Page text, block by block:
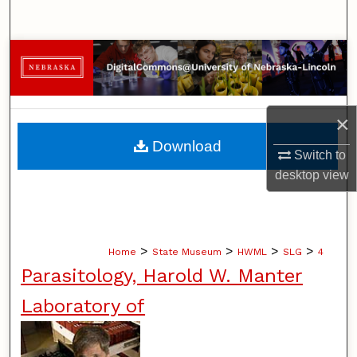
×
Switch to
desktopview
Browse Collections
My Account
About
Digital Commons Network™
Home > State Museum > HWML > SLG > 4
Parasitology, Harold W. Manter
Laboratory of
Download